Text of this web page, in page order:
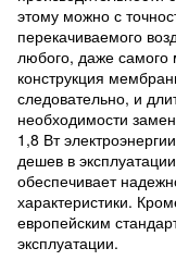
этому можно с
перекачиваемого
любого, даже самого
конструкция
следовательно, и
необходимости
1,8 Вт
дешев в
обеспечивает
характеристики.
европейским
эксплуатации.